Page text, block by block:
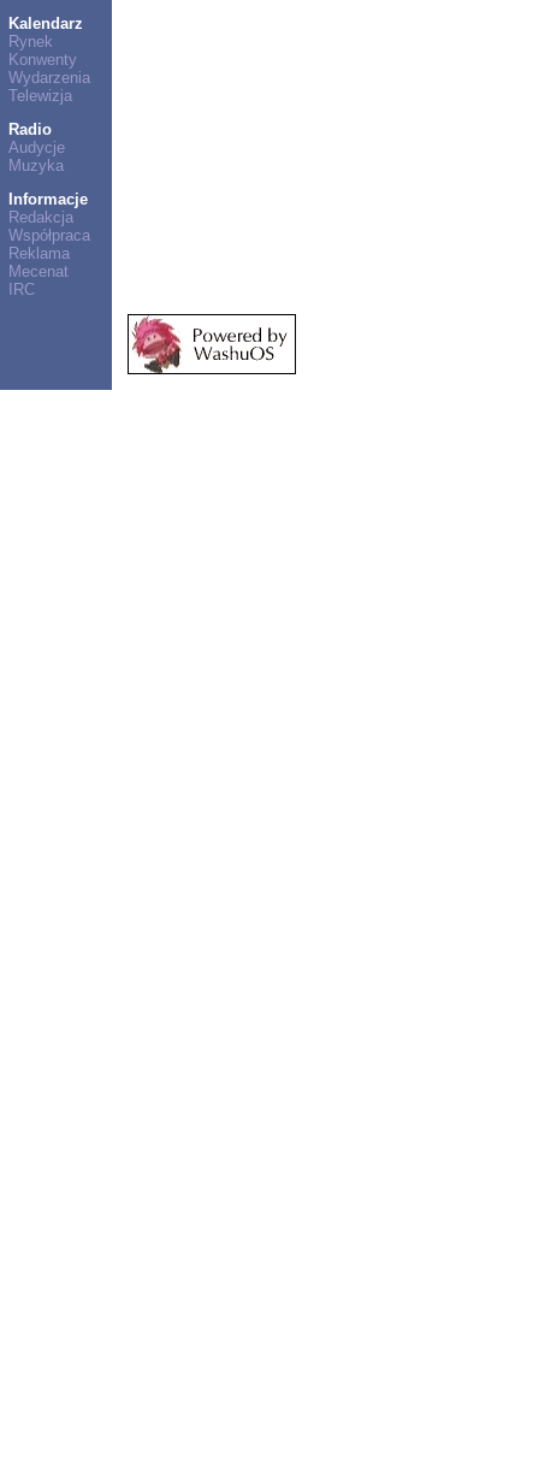
Kalendarz
Rynek
Konwenty
Wydarzenia
Telewizja
Radio
Audycje
Muzyka
Informacje
Redakcja
Współpraca
Reklama
Mecenat
IRC